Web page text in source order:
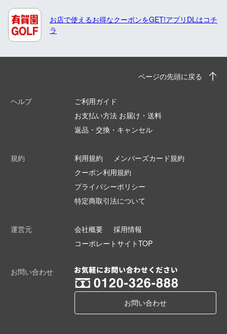
お店で使えるお得なクーポンをGET!アプリDLはコチ
ラ
ページの先頭に戻る
ヘルプ
ご利用ガイド
お支払い方法 お届け・送料
返品・交換・キャンセル
規約 利用規約
メンバーズカード規約
クーポン利用規約
プライバシーポリシー
特定商取引法について
運営元 会社概要
採用情報
コーポレートサイトTOP
お問い合わせ
お問い合わせ